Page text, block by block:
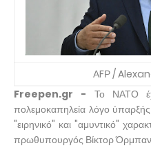
ΑFΡ /
Freepen.gr - Το ΝΑΤΟ
πολεμοκαπηλεία λόγο ύπαρξής
"ειρηνικό" και "αμυντικό"
πρωθυπουργός Βίκτορ